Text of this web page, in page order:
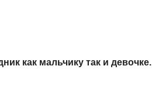
как мальчику так и девочке.